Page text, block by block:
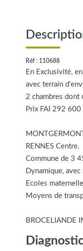
Réf : 110688
En Exclusivité,
avec terrain
2 chambres dont
Prix FAI 292
RENNES Centre.
Commune de 3
Dynamique,
Ecoles
Moyens de
BROCELIANDE